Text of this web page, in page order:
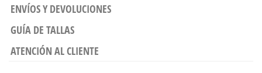
ENVÍOS Y DEVOLUCIONES
GUÍA DE TALLAS
ATENCIÓN AL CLIENTE